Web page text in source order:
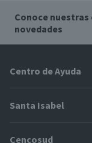
Conoce
novedades
Centro de Ayuda
Problemas con tu
Santa Isabel
Proveedores
Cencosud